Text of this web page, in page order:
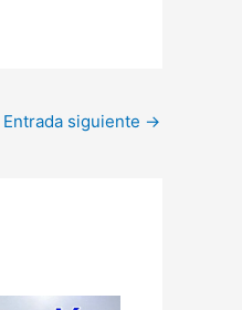
Entrada siguiente →